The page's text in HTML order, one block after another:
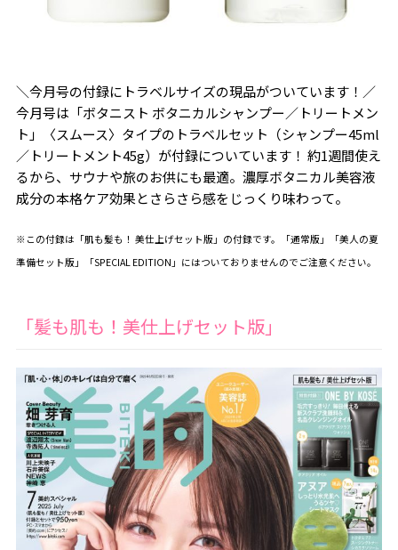
＼今月号の付録にトラベルサイズの現品がついています！／
今月号は「ボタニスト ボタニカルシャンプー／トリートメン
ト」〈スムース〉タイプのトラベルセット（シャンプー45ml
／トリートメント45g）が付録についています！ 約1週間使え
るから、サウナや旅のお供にも最適。濃厚ボタニカル美容液
成分の本格ケア効果とさらさら感をじっくり味わって。
※この付録は「肌も髪も！ 美仕上げセット版」の付録です。「通常版」「美人の夏
準備セット版」「SPECIAL EDITION」にはついておりませんのでご注意ください。
「髪も肌も！美仕上げセット版」